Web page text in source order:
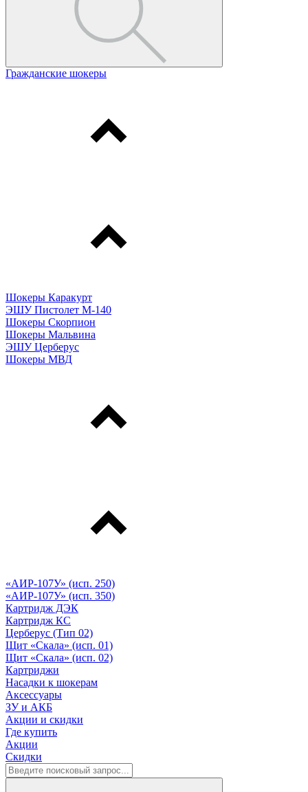
Гражданские шокеры
Шокеры Каракурт
ЭШУ Пистолет М-140
Шокеры Скорпион
Шокеры Мальвина
ЭШУ Церберус
Шокеры МВД
«АИР-107У» (исп. 250)
«АИР-107У» (исп. 350)
Картридж ДЭК
Картридж КС
Церберус (Тип 02)
Щит «Скала» (исп. 01)
Щит «Скала» (исп. 02)
Картриджи
Насадки к шокерам
Аксессуары
ЗУ и АКБ
Акции и скидки
Где купить
Акции
Скидки